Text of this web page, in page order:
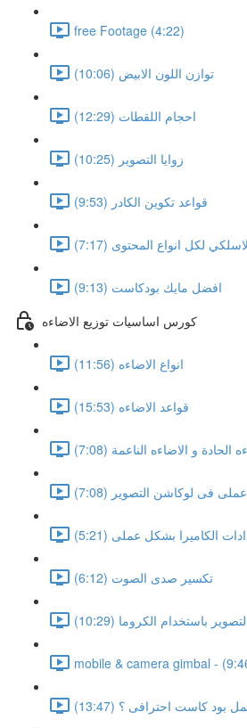
free Footage (4:22)
توازن اللون الابيض (10:06)
احجام اللقطات (12:29)
زوايا التصوير (10:25)
قواعد تكوين الكادر (9:53)
لكل انواع المحتوى (7:17)
افضل مايك بودكاست (9:13)
كورس اساسيات توزيع الاضاءه
انواع الاضاءه (11:56)
قواعد الاضاءه (15:53)
الحادة و الاضاءه الناعمة (7:08)
فى لوكاشن التصوير (7:08)
الكاميرا بشكل عملى (5:21)
تكسير صدى الصوت (6:12)
باستخدام الكروما (10:29)
بود كاست احترافى ؟ (13:47)